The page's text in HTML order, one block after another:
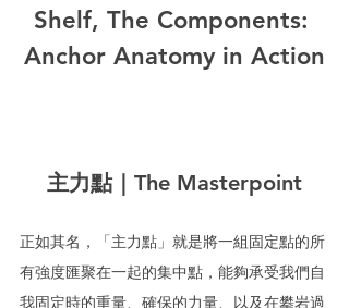
Shelf, The Components:
Anchor Anatomy in Action
主力點｜The Masterpoint
正如其名，「主力點」就是將一組固定點的所
有強度匯聚在一起的集中點，能夠承受我們自
我固定時的重量、確保的力量、以及在攀岩過